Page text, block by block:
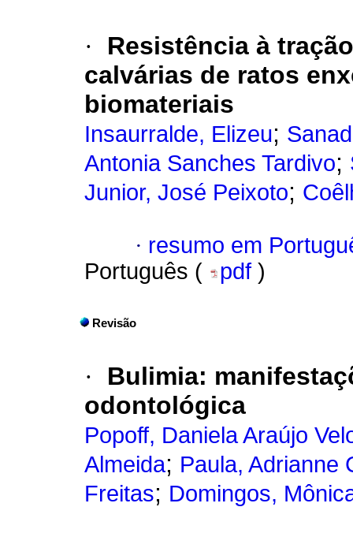
·
Resistência à
calvárias de ratos
biomateriais
Insaurralde, Elizeu;
Antonia Sanches Tardivo;
Junior, José Peixoto;
· resumo em
Português (
pdf )
Revisão
· Bulimia:
odontológica
Popoff, Daniela Araújo
Almeida; Paula, Adrianne
Freitas; Domingos,